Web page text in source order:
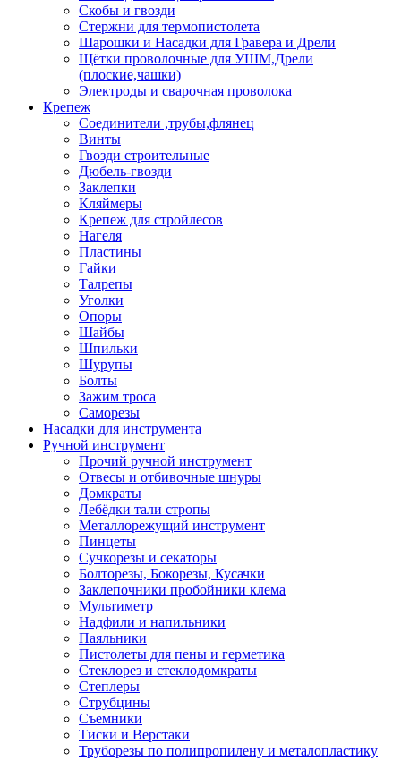
Скобы и гвозди
Стержни для термопистолета
Шарошки и Насадки для Гравера и Дрели
Щётки проволочные для УШМ,Дрели
(плоские,чашки)
Электроды и сварочная проволока
Крепеж
Соединители ,трубы,флянец
Винты
Гвозди строительные
Дюбель-гвозди
Заклепки
Кляймеры
Крепеж для стройлесов
Нагеля
Пластины
Гайки
Талрепы
Уголки
Опоры
Шайбы
Шпильки
Шурупы
Болты
Зажим троса
Саморезы
Насадки для инструмента
Ручной инструмент
Прочий ручной инструмент
Отвесы и отбивочные шнуры
Домкраты
Лебёдки тали стропы
Металлорежущий инструмент
Пинцеты
Сучкорезы и секаторы
Болторезы, Бокорезы, Кусачки
Заклепочники пробойники клема
Мультиметр
Надфили и напильники
Паяльники
Пистолеты для пены и герметика
Стеклорез и стеклодомкраты
Степлеры
Струбцины
Съемники
Тиски и Верстаки
Труборезы по полипропилену и металопластику